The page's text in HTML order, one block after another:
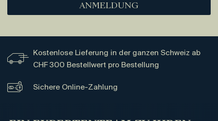
ANMELDUNG
Kostenlose Lieferung in der ganzen Schweiz ab
CHF 300 Bestellwert pro Bestellung
Sichere Online-Zahlung